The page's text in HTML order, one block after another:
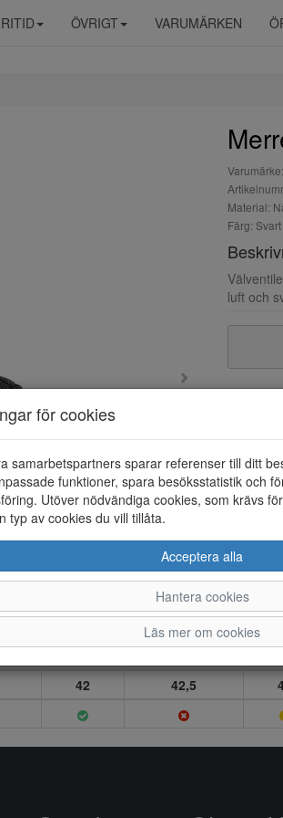
ÖVRIGT VARUMÄRKEN
Material:
Färg: Svart
luft och
42 42,5
för cookies
samarbetspartners sparar referenser till ditt
funktioner, spara besöksstatistik och
Utöver nödvändiga cookies, som krävs
typ av cookies du vill tillåta.
Acceptera alla
Hantera cookies
Läs mer om cookies